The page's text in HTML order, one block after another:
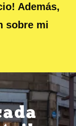
Además,
sobre mi